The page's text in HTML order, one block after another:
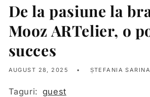
De la pasiune la
Mooz ARTelier, o
succes
AUGUST 28, 2025 ȘTEFANIA
Taguri: guest